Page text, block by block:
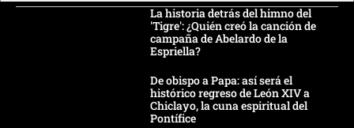
La historia detrás del himno del
'Tigre': ¿Quién creó la canción de
campaña de Abelardo de la
Espriella?
De obispo a Papa: así será el
histórico regreso de León XIV a
Chiclayo, la cuna espiritual del
Pontífice